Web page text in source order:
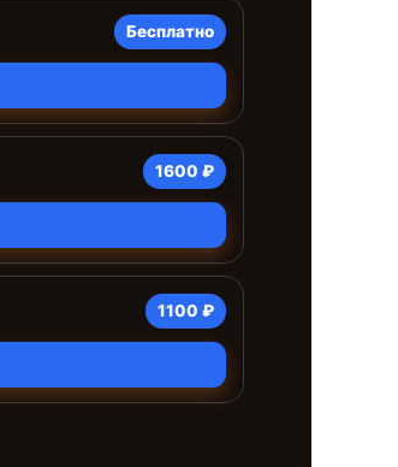
Бесплатно
1600 ₽
1100 ₽